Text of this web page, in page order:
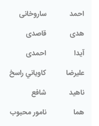
احمد
ساروخانی
هدی
قاصدی
آیدا
احمدی
عليرضا
كاوياني راسخ
ناهید
شافع
هما
نامور محبوب